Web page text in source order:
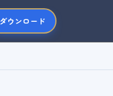
ダウンロード